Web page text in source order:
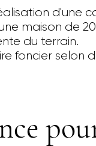
d'une
maison de
du terrain.
foncier selon